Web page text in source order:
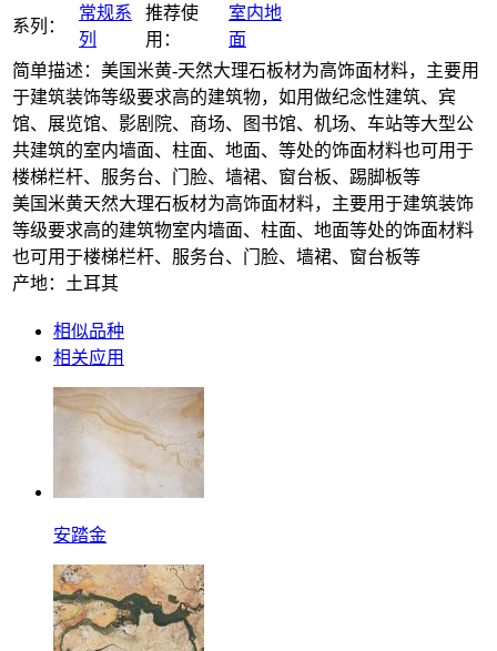
系列：
常规系
列
推荐使
用：
室内地
面
简单描述：美国米黄-天然大理石板材为高饰面材料，主要用
于建筑装饰等级要求高的建筑物，如用做纪念性建筑、宾
馆、展览馆、影剧院、商场、图书馆、机场、车站等大型公
共建筑的室内墙面、柱面、地面、等处的饰面材料也可用于
楼梯栏杆、服务台、门脸、墙裙、窗台板、踢脚板等
美国米黄天然大理石板材为高饰面材料，主要用于建筑装饰
等级要求高的建筑物室内墙面、柱面、地面等处的饰面材料
也可用于楼梯栏杆、服务台、门脸、墙裙、窗台板等
产地：土耳其
相似品种
相关应用
安踏金